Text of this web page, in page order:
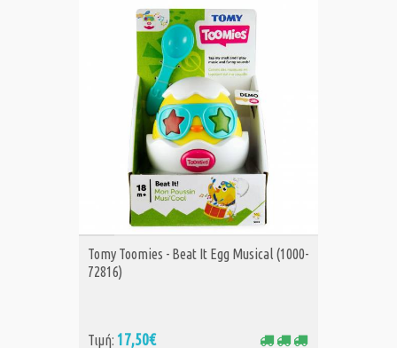
ΑΓΟΡΑ
Tomy Toomies - Beat It Egg Musical (1000-
72816)
Τιμή: 17,50€